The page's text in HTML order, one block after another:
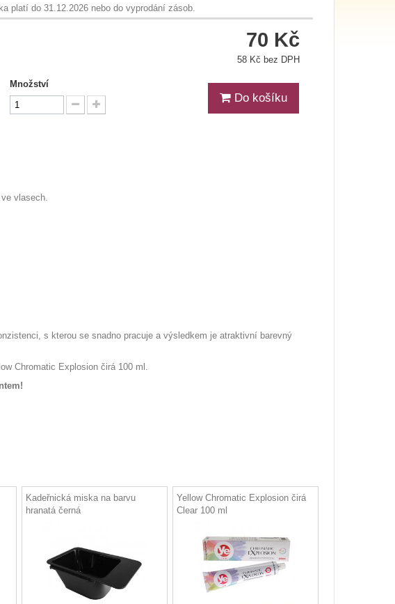
platí do 31.12.2026 nebo do vyprodání zásob.
70 Kč
58 Kč bez DPH
Množství
Do košíku
vlasech.
s kterou se snadno pracuje a výsledkem je atraktivní barevný
Chromatic Explosion čirá 100 ml.
Kadeřnická miska na barvu
hranatá černá
Yellow Chromatic Explosion čirá
Clear 100 ml